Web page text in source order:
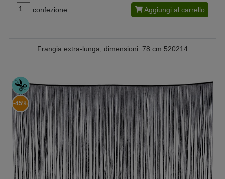
confezione Aggiungi al carrello
Frangia extra-lunga, dimensioni: 78 cm 520214
-45%